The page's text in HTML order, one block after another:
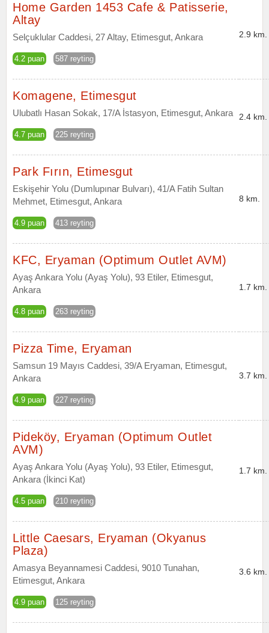
Home Garden 1453 Cafe & Patisserie,
Altay
Selçuklular Caddesi, 27 Altay, Etimesgut, Ankara
4.2 puan 587 reyting
2.9 km.
Komagene, Etimesgut
Ulubatlı Hasan Sokak, 17/A İstasyon, Etimesgut, Ankara
4.7 puan 225 reyting
2.4 km.
Park Fırın, Etimesgut
Eskişehir Yolu (Dumlupınar Bulvarı), 41/A Fatih Sultan
Mehmet, Etimesgut, Ankara
4.9 puan 413 reyting
8 km.
KFC, Eryaman (Optimum Outlet AVM)
Ayaş Ankara Yolu (Ayaş Yolu), 93 Etiler, Etimesgut,
Ankara
4.8 puan 263 reyting
1.7 km.
Pizza Time, Eryaman
Samsun 19 Mayıs Caddesi, 39/A Eryaman, Etimesgut,
Ankara
4.9 puan 227 reyting
3.7 km.
Pideköy, Eryaman (Optimum Outlet
AVM)
Ayaş Ankara Yolu (Ayaş Yolu), 93 Etiler, Etimesgut,
Ankara (İkinci Kat)
4.5 puan 210 reyting
1.7 km.
Little Caesars, Eryaman (Okyanus
Plaza)
Amasya Beyannamesi Caddesi, 9010 Tunahan,
Etimesgut, Ankara
4.9 puan 125 reyting
3.6 km.